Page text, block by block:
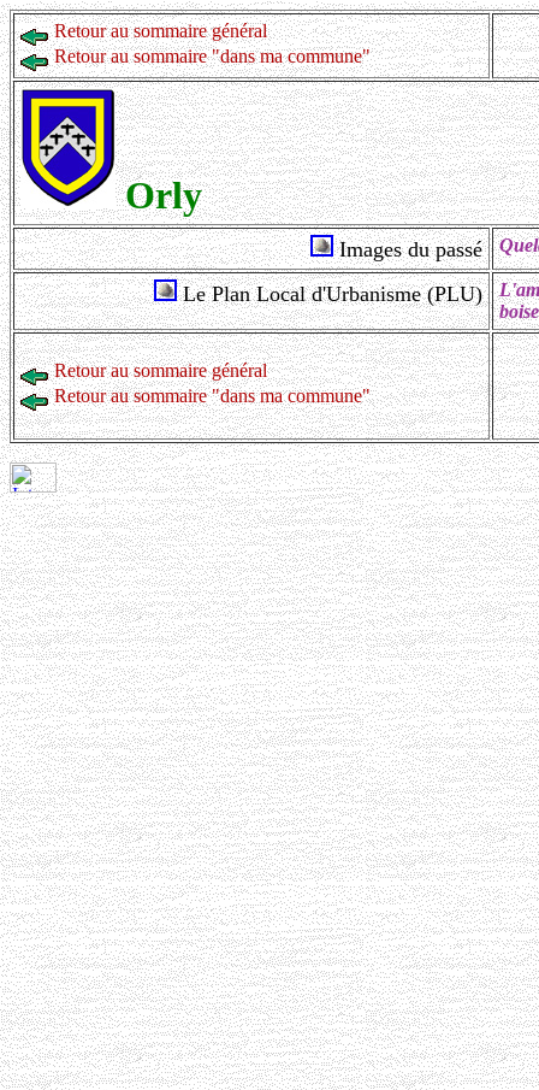
Retour au sommaire général
Retour au sommaire "dans ma commune"
Orly
Images du passé
Le Plan Local d'Urbanisme (PLU)
Retour au sommaire général
Retour au sommaire "dans ma commune"